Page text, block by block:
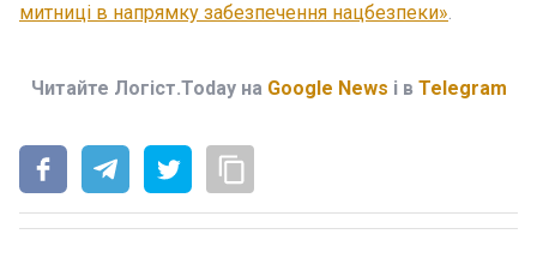
митниці в напрямку забезпечення нацбезпеки».
Читайте Логіст.Today на Google News і в Telegram